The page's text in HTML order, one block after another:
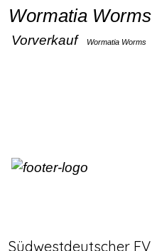
Wormatia Worms
Vorverkauf Wormatia Worms
Südwestdeutscher FV